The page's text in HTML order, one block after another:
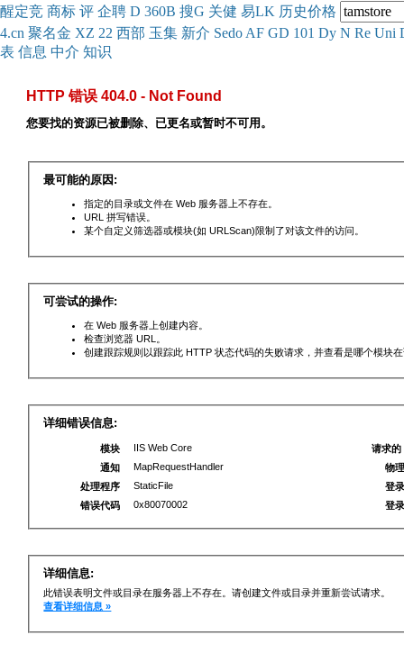
醒定竞 商标 评 企聘 D 360B 搜G 关健 易LK 历史价格
4.cn 聚名金 XZ 22 西部 玉集 新介 Sedo AF GD 101 Dy N Re Uni
表 信息 中介 知识